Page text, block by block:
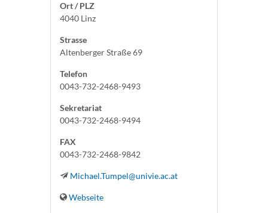
Ort / PLZ
4040 Linz
Strasse
Altenberger Straße 69
Telefon
0043-732-2468-9493
Sekretariat
0043-732-2468-9494
FAX
0043-732-2468-9842
Michael.Tumpel@univie.ac.at
Webseite